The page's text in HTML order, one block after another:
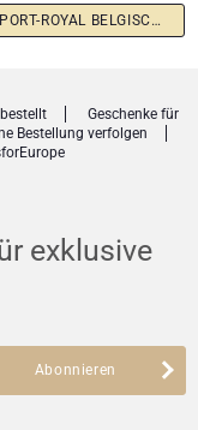
MEHR CORNÉ PORT-ROYAL BELGISCHE SCHOKOLADE
exklusive
Abonnieren
Geschenke für
Bestellung verfolgen